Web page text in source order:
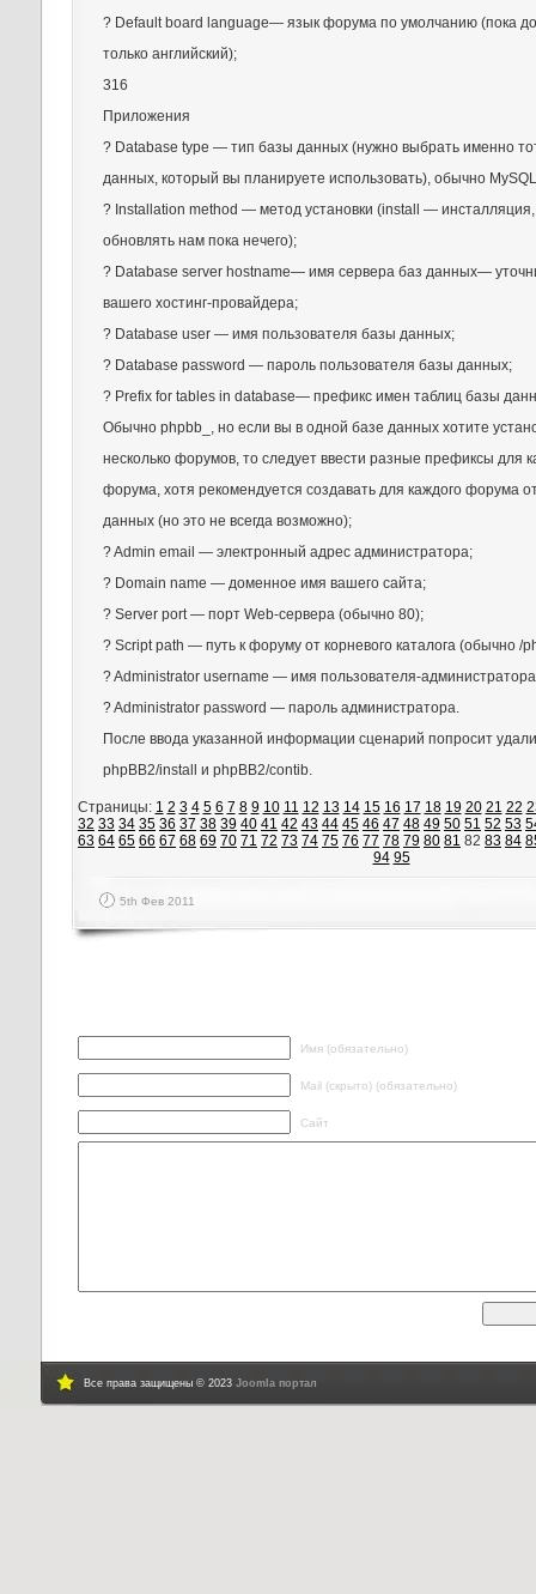
? Default board language— язык форума по умолчанию (пока
только английский);
316
Приложения
? Database type — тип базы данных (нужно выбрать именно
данных, который вы планируете использовать), обычно
? Installation method — метод установки (install — инсталляция,
обновлять нам пока нечего);
? Database server hostname— имя сервера баз данных—
вашего хостинг-провайдера;
? Database user — имя пользователя базы данных;
? Database password — пароль пользователя базы данных;
? Prefix for tables in database— префикс имен таблиц базы
Обычно phpbb_, но если вы в одной базе данных хотите
несколько форумов, то следует ввести разные префиксы для
форума, хотя рекомендуется создавать для каждого форума
данных (но это не всегда возможно);
? Admin email — электронный адрес администратора;
? Domain name — доменное имя вашего сайта;
? Server port — порт Web-сервера (обычно 80);
? Script path — путь к форуму от корневого каталога (обычно /
? Administrator username — имя пользователя-
? Administrator password — пароль администратора.
После ввода указанной информации сценарий попросит
phpBB2/install и phpBB2/contib.
Страницы: 1 2 3 4 5 6 7 8 9 10 11 12 13 14 15 16 17 18 19 20 21 22
32 33 34 35 36 37 38 39 40 41 42 43 44 45 46 47 48 49 50 51 52 53
63 64 65 66 67 68 69 70 71 72 73 74 75 76 77 78 79 80 81 82 83 84
94 95
5th Фев 2011
Имя (обязательно)
Mail (скрыто) (обязательно)
Сайт
Все права защищены © 2023 Joomla портал